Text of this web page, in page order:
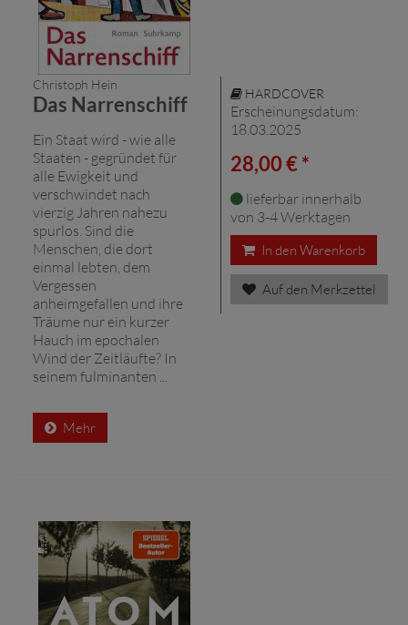
Christoph Hein
Das Narrenschiff
Ein Staat wird - wie alle
Staaten - gegründet für
alle Ewigkeit und
verschwindet nach
vierzig Jahren nahezu
spurlos. Sind die
Menschen, die dort
einmal lebten, dem
Vergessen
anheimgefallen und ihre
Träume nur ein kurzer
Hauch im epochalen
Wind der Zeitläufte? In
seinem fulminanten ...
Mehr
HARDCOVER
Erscheinungsdatum:
18.03.2025
28,00 € *
lieferbar innerhalb
von 3-4 Werktagen
In den Warenkorb
Auf den Merkzettel